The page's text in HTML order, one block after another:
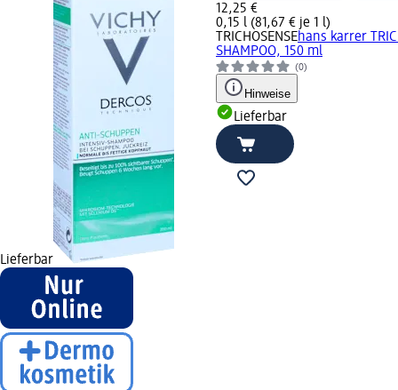
Lieferbar
12,25 €
0,15 l (81,67 € je 1 l)
TRICHOSENSEhans karrer
SHAMPOO, 150 ml
(0)
Hinweise
Lieferbar